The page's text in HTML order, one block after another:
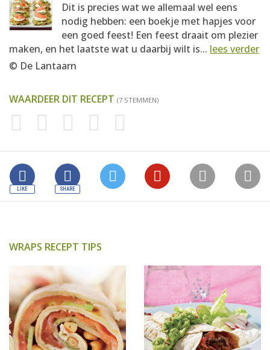
Dit is precies wat we allemaal wel eens
nodig hebben: een boekje met hapjes voor
een goed feest! Een feest draait om plezier
maken, en het laatste wat u daarbij wilt is... lees verder
© De Lantaarn
WAARDEER DIT RECEPT (7 STEMMEN)
WRAPS RECEPT TIPS